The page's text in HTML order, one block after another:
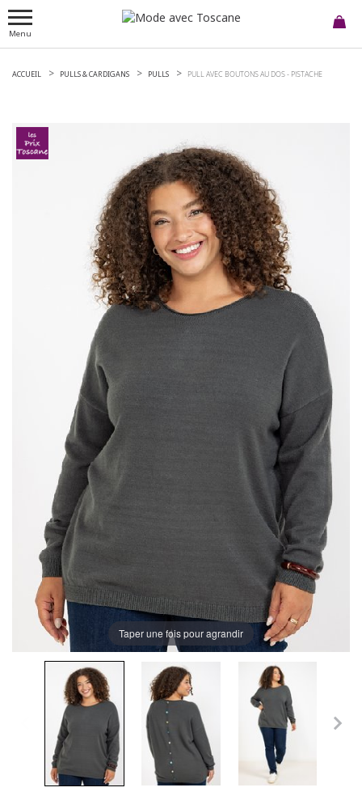
Menu
ACCUEIL PULLS & CARDIGANS PULLS PULL AVEC BOUTONS AU DOS - PISTACHE
Taper une fois pour agrandir